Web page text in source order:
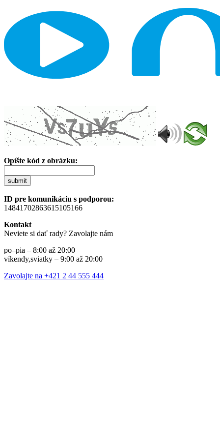
Opíšte kód z obrázku:
submit
ID pre komunikáciu s podporou:
14841702863615105166
Kontakt
Neviete si dať rady? Zavolajte nám
po–pia – 8:00 až 20:00
víkendy,sviatky – 9:00 až 20:00
Zavolajte na +421 2 44 555 444